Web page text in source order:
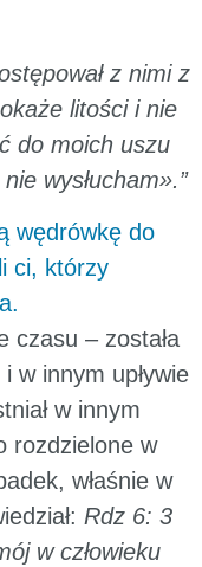
z nimi z
litości i nie
do moich uszu
wysłucham».”
wędrówkę do
ci, którzy
czasu – została
w innym upływie
w innym
rozdzielone w
właśnie w
Rdz 6: 3
w człowieku